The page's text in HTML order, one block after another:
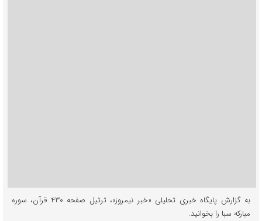
به گزارش پایگاه خبری تحلیلی «خبر نیمروز»، ترتیل صفحه ۴۳۰ قرآن، سوره
مبارکه سبا را بخوانید.